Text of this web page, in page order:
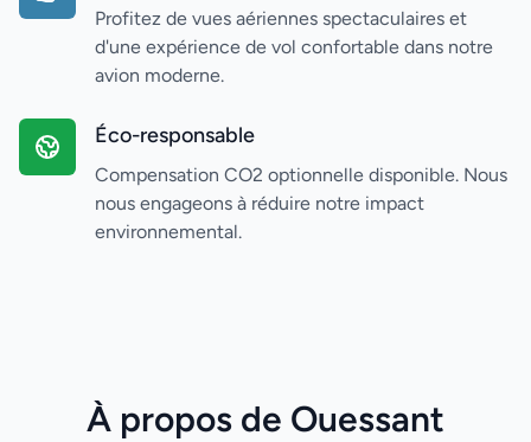
Profitez de vues aériennes spectaculaires et
d'une expérience de vol confortable dans notre
avion moderne.
Éco-responsable
Compensation CO2 optionnelle disponible. Nous
nous engageons à réduire notre impact
environnemental.
À propos de Ouessant